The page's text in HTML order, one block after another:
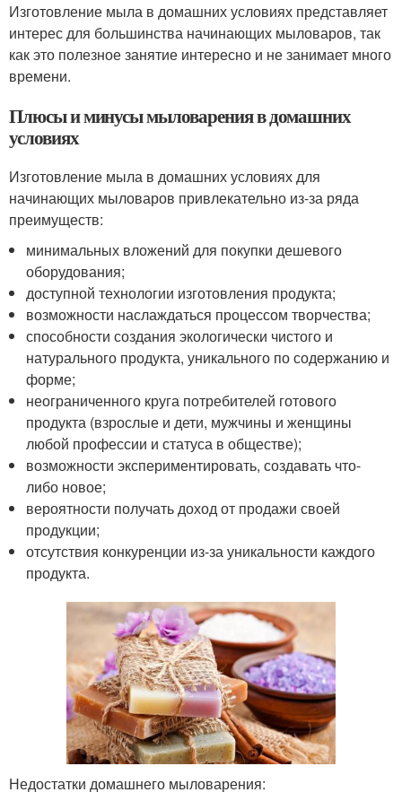
Изготовление мыла в домашних условиях представляет
интерес для большинства начинающих мыловаров, так
как это полезное занятие интересно и не занимает много
времени.
Плюсы и минусы мыловарения в домашних
условиях
Изготовление мыла в домашних условиях для
начинающих мыловаров привлекательно из-за ряда
преимуществ:
минимальных вложений для покупки дешевого
оборудования;
доступной технологии изготовления продукта;
возможности наслаждаться процессом творчества;
способности создания экологически чистого и
натурального продукта, уникального по содержанию и
форме;
неограниченного круга потребителей готового
продукта (взрослые и дети, мужчины и женщины
любой профессии и статуса в обществе);
возможности экспериментировать, создавать что-
либо новое;
вероятности получать доход от продажи своей
продукции;
отсутствия конкуренции из-за уникальности каждого
продукта.
Недостатки домашнего мыловарения: